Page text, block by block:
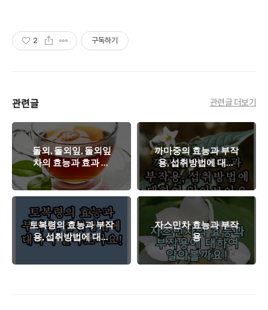
2 구독하기
관련글 관련글 더보기
돌외, 돌외잎, 돌외잎
차의 효능과 효과 부
작용(돌외잎 다이어
트)
까마중의 효능과 부작
용, 섭취방법에 대하
여 알아보아요
토복령의 효능과 부작
용, 섭취방법에 대하
여 알아볼까요?
자스민차 효능과 부작
용